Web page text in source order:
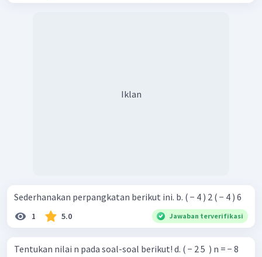
Iklan
Sederhanakan perpangkatan berikut ini. b. ( − 4 ) 2 ( − 4 ) 6 ​
1 5.0 Jawaban terverifikasi
Tentukan nilai n pada soal-soal berikut! d. ( − 2 5 ​ ) n = − 8